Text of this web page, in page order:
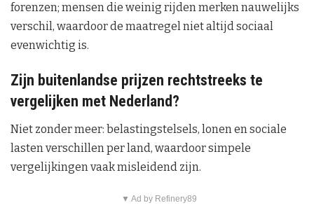
forenzen; mensen die weinig rijden merken nauwelijks
verschil, waardoor de maatregel niet altijd sociaal
evenwichtig is.
Zijn buitenlandse prijzen rechtstreeks te
vergelijken met Nederland?
Niet zonder meer: belastingstelsels, lonen en sociale
lasten verschillen per land, waardoor simpele
vergelijkingen vaak misleidend zijn.
▼ Ad by Refinery89